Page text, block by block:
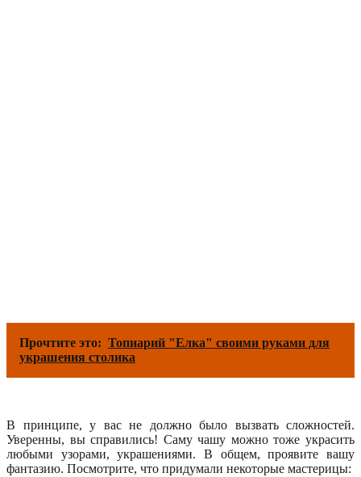
Прочтите это: Топиарий "Елка" своими руками для
украшения столика
В принципе, у вас не должно было вызвать сложностей.
Уверенны, вы справились! Саму чашу можно тоже украсить
любыми узорами, украшениями. В общем, проявите вашу
фантазию. Посмотрите, что придумали некоторые мастерицы: